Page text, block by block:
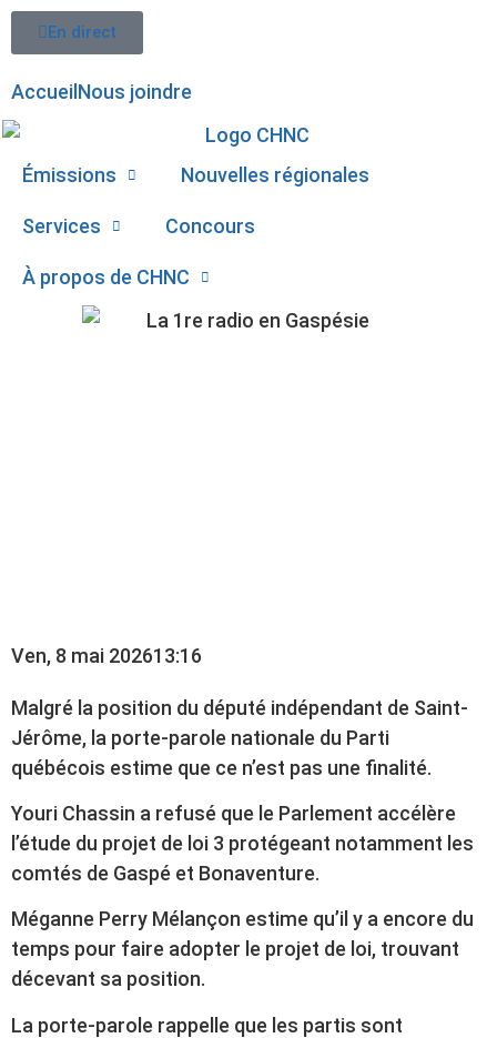
En direct
Accueil Nous joindre
Émissions Nouvelles régionales
Services Concours
À propos de CHNC
Ven, 8 mai 202613:16
Malgré la position du député indépendant de Saint-
Jérôme, la porte-parole nationale du Parti
québécois estime que ce n’est pas une finalité.
Youri Chassin a refusé que le Parlement accélère
l’étude du projet de loi 3 protégeant notamment les
comtés de Gaspé et Bonaventure.
Méganne Perry Mélançon estime qu’il y a encore du
temps pour faire adopter le projet de loi, trouvant
décevant sa position.
La porte-parole rappelle que les partis sont